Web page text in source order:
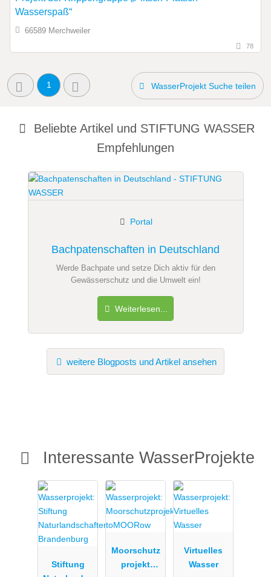
Wasserspaß“
66589 Merchweiler
78
1 WasserProjekt Suche teilen
Beliebte Artikel und STIFTUNG WASSER
Empfehlungen
Bachpatenschaften in Deutschland
Portal
Werde Bachpate und setze Dich aktiv für den
Gewässerschutz und die Umwelt ein!
Weiterlesen...
weitere Blogposts und Artikel ansehen
Interessante WasserProjekte
Stiftung
Moorschutz
projekt
Virtuelles
Wasser